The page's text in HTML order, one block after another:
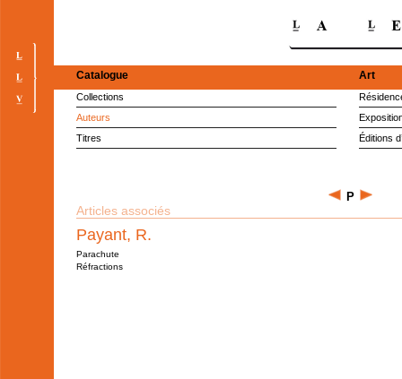
Catalogue
Collections
Auteurs
Titres
Art
Éditions
P
Articles associés
Payant, R.
Parachute
Réfractions